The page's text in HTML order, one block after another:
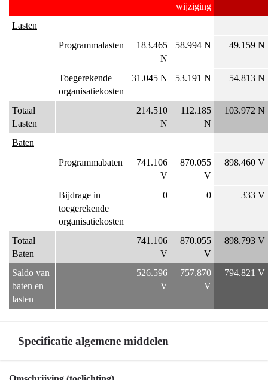
wijziging
Lasten
Programmalasten
183.465
N
58.994 N 49.159 N
Toegerekende
organisatiekosten
31.045 N 53.191 N 54.813 N
Totaal
Lasten
214.510
N
112.185
N
103.972 N
Baten
Programmabaten
741.106
V
870.055
V
898.460 V
Bijdrage in
toegerekende
organisatiekosten
0 0 333 V
Totaal
Baten
741.106
V
870.055
V
898.793 V
Saldo van
baten en
lasten
526.596
V
757.870
V
794.821 V
Specificatie algemene middelen
Terug